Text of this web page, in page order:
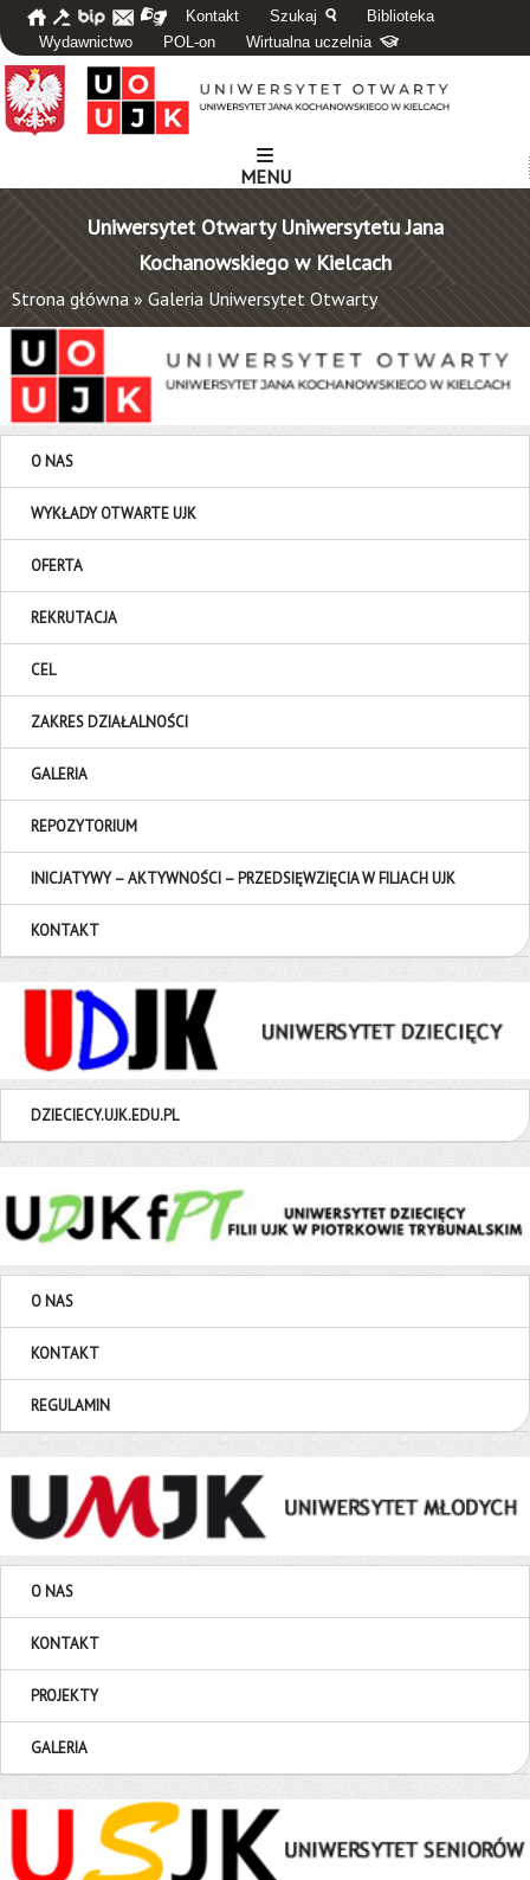
Kontakt Szukaj
Biblioteka
Wydawnictwo
POL-on Wirtualna uczelnia
MENU
Uniwersytet Otwarty Uniwersytetu Jana
Kochanowskiego w Kielcach
Strona główna » Galeria Uniwersytet Otwarty
O NAS
WYKŁADY OTWARTE UJK
OFERTA
REKRUTACJA
CEL
ZAKRES DZIAŁALNOŚCI
GALERIA
REPOZYTORIUM
INICJATYWY – AKTYWNOŚCI – PRZEDSIĘWZIĘCIA W FILIACH UJK
KONTAKT
DZIECIECY.UJK.EDU.PL
O NAS
KONTAKT
REGULAMIN
O NAS
KONTAKT
PROJEKTY
GALERIA